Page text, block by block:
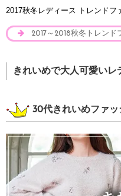
2017秋冬レディース トレンドフ
2017～2018秋冬トレンド
きれいめで大人可愛い
30代きれいめファ